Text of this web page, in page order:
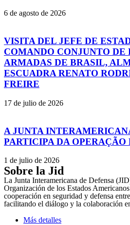
6 de agosto de 2026
VISITA DEL JEFE DE
COMANDO CONJUNTO DE
ARMADAS DE BRASIL,
ESCUADRA RENATO
FREIRE
17 de julio de 2026
A JUNTA
PARTICIPA DA OPERAÇÃO
1 de julio de 2026
Sobre la Jid
La Junta Interamericana de Defensa
Organización de los Estados
cooperación en seguridad y defensa
facilitando el diálogo y la colaboración
Más detalles